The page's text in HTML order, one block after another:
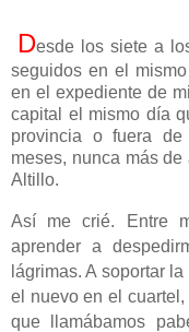
Desde los siete a
seguidos en el
en el expediente de
capital el mismo día
provincia o fuera
meses, nunca más
Altillo.
Así me crié. Entre
aprender a
lágrimas. A soportar
el nuevo en el
que llamábamos